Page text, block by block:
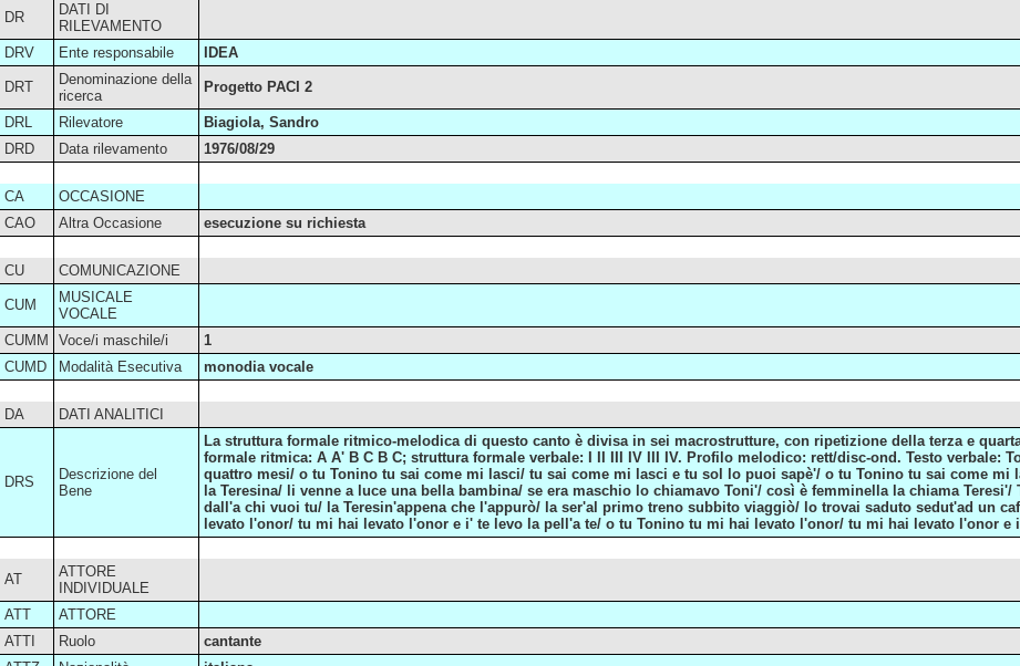
DR
DATI DI
RILEVAMENTO
DRV
Ente responsabile IDEA
DRT
Denominazione della
ricerca
Progetto PACI 2
DRL Rilevatore
Biagiola, Sandro
DRD
Data rilevamento 1976/08/29
CA
OCCASIONE
CAO
Altra Occasione esecuzione su richiesta
CU COMUNICAZIONE
CUM
MUSICALE
VOCALE
CUMM
Voce/i maschile/i
1
CUMD
Modalità Esecutiva monodia vocale
DA DATI ANALITICI
DRS
Descrizione del
Bene
La struttura formale ritmico-melodica di questo canto è divisa in sei macrostrutture, con ripetizione della terza e
formale ritmica: A A' B C B C; struttura formale verbale: I II III IV III IV. Profilo melodico: rett/disc-ond. Testo verbale:
quattro mesi/ o tu Tonino tu sai come mi lasci/ tu sai come mi lasci e tu sol lo puoi sapè'/ o tu Tonino tu sai come
la Teresina/ li venne a luce una bella bambina/ se era maschio lo chiamavo Toni'/ così è femminella la chiama
dall'a chi vuoi tu/ la Teresin'appena che l'appurò/ la ser'al primo treno subbito viaggiò/ lo trovai saduto sedut'ad un
levato l'onor/ tu mi hai levato l'onor e i' te levo la pell'a te/ o tu Tonino tu mi hai levato l'onor/ tu mi hai levato l'onor e
AT
ATTORE
INDIVIDUALE
ATT
ATTORE
ATTI
Ruolo
cantante